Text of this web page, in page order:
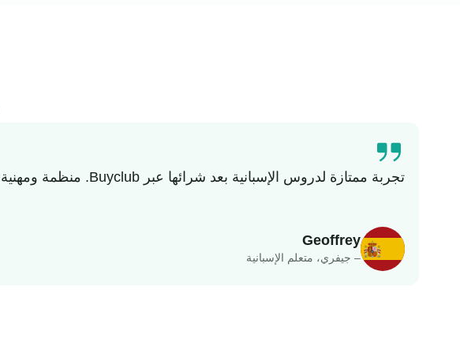
Geoffrey
– جيفري، متعلم الإسبانية
تجربة ممتازة لدروس الإسبانية بعد شرائها عبر Buyclub. منظمة ومهنية ومتاحة، ومدرس تعليمي للغاية.